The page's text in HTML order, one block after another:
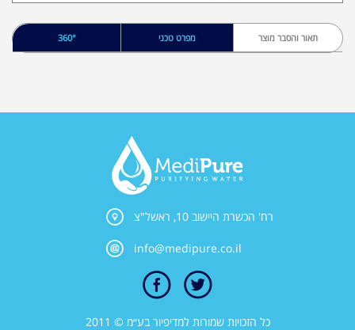
תאור והסבר מוצר מפרט טכני 360°
רח' הכשרת היישוב 10, ראשל"צ
info@medipure.co.il
כל הזכויות שמורות למדיפיור בע״מ © 2011